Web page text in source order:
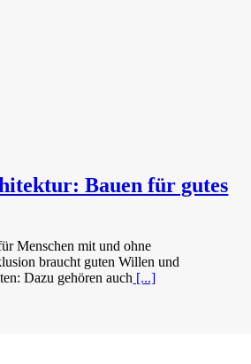
Bauen für gutes
Menschen mit und ohne
braucht guten Willen und
Dazu gehören auch [...]